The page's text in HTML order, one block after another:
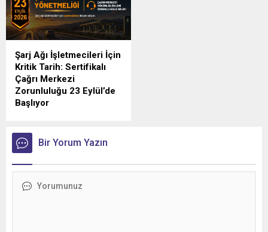
Şarj Ağı İşletmecileri İçin
Kritik Tarih: Sertifikalı
Çağrı Merkezi
Zorunluluğu 23 Eylül’de
Başlıyor
ilgilendiren düzenlemede
geri sayım sürüyor.
Bir Yorum Yazın